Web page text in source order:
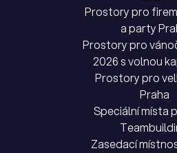
Prostory pro
a party
Prostory pro
2026 s volnou
Prostory pro
Praha
Speciální místa
Zasedací